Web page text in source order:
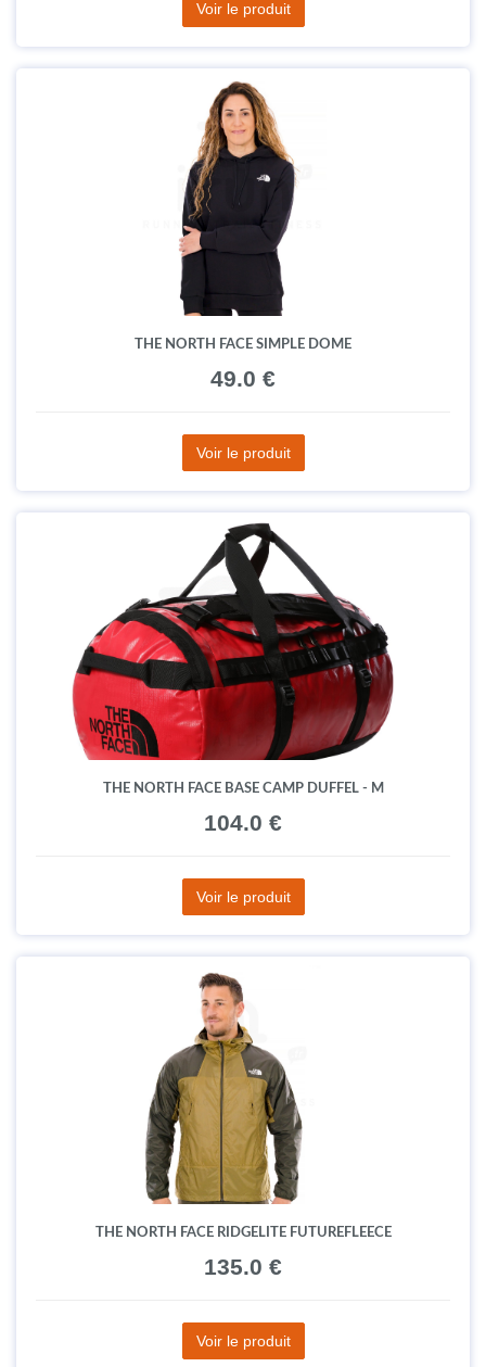
Voir le produit
THE NORTH FACE SIMPLE DOME
49.0 €
Voir le produit
THE NORTH FACE BASE CAMP DUFFEL - M
104.0 €
Voir le produit
THE NORTH FACE RIDGELITE FUTUREFLEECE
135.0 €
Voir le produit